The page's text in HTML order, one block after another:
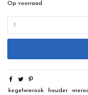
Op voorraad
kegelwierook houder